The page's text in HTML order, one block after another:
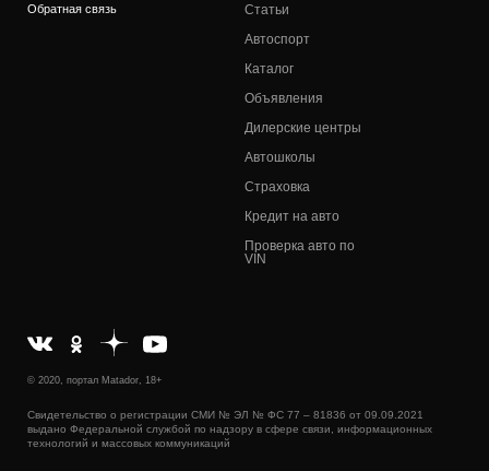
Обратная связь
Статьи
Автоспорт
Каталог
Объявления
Дилерские центры
Автошколы
Страховка
Кредит на авто
Проверка авто по
VIN
© 2020, портал Matador, 18+
Свидетельство о регистрации СМИ № ЭЛ № ФС 77 – 81836 от 09.09.2021
выдано Федеральной службой по надзору в сфере связи, информационных
технологий и массовых коммуникаций